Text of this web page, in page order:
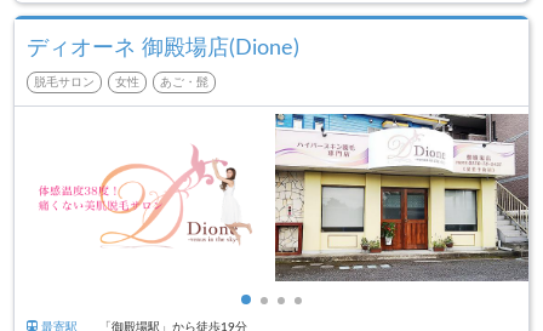
ディオーネ 御殿場店(Dione)
脱毛サロン 女性 あご・髭
最寄駅 「御殿場駅」から徒歩19分